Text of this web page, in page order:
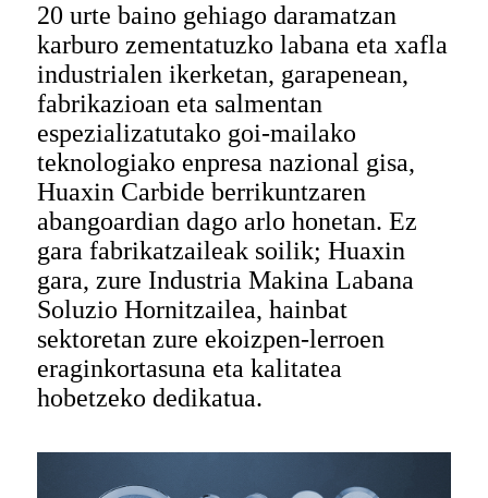
20 urte baino gehiago daramatzan
karburo zementatuzko labana eta xafla
industrialen ikerketan, garapenean,
fabrikazioan eta salmentan
espezializatutako goi-mailako
teknologiako enpresa nazional gisa,
Huaxin Carbide berrikuntzaren
abangoardian dago arlo honetan. Ez
gara fabrikatzaileak soilik; Huaxin
gara, zure Industria Makina Labana
Soluzio Hornitzailea, hainbat
sektoretan zure ekoizpen-lerroen
eraginkortasuna eta kalitatea
hobetzeko dedikatua.